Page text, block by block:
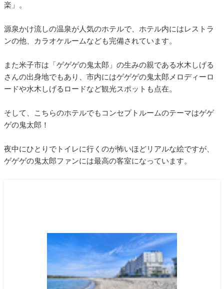
楽」。
源泉かけ流しの温泉が人気のホテルで、ホテル内にはレストラ
ンの他、カラオケルームなども完備されています。
また米子市は「ゲゲゲの鬼太郎」の生みの親である水木しげる
さんの出身地でもあり、市内にはゲゲゲの鬼太郎メロディーロ
ードや水木しげるロードなど観光スポットも点在。
そして、こちらのホテルでもコンセプトルームのテーマはゲゲ
ゲの鬼太郎！
夜中にひとりでトイレに行くのが怖いほどリアルな絵ですが、
ゲゲゲの鬼太郎ファンには最高の客室になっています。